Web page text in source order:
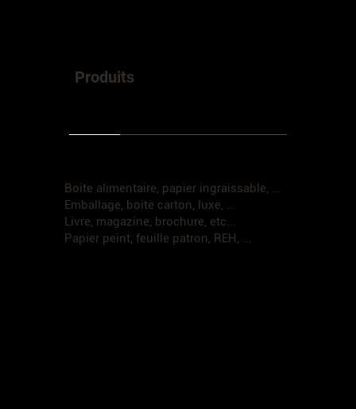
Produits
Boite alimentaire, papier ingraissable, ...
Emballage, boite carton, luxe, ...
Livre, magazine, brochure, etc...
Papier peint, feuille patron, REH, ...